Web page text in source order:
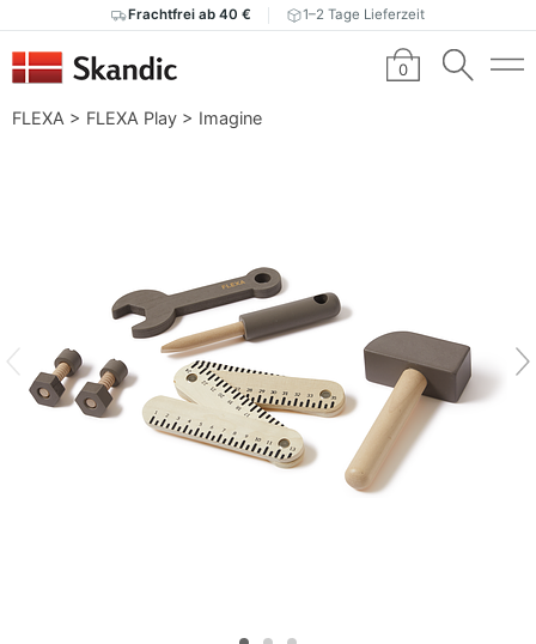
Frachtfrei ab 40 € 1–2 Tage Lieferzeit
0
FLEXA > FLEXA Play > Imagine